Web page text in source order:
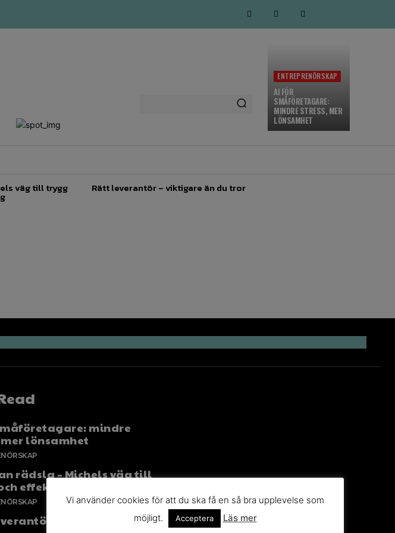
ENTREPRENÖRSKAP
AI FÖR
SMÅFÖRETAGARE:
MINDRE STRESS, MER
LÖNSAMHET
väg till trygg Rätt leverantör – viktigare än du tror
mindre
lönsamhet
rädsla – Michels väg till
effektiv försäljning
– viktigare än du
Vi använder cookies för att du ska få en så bra upplevelse som
möjligt.
Acceptera Läs mer